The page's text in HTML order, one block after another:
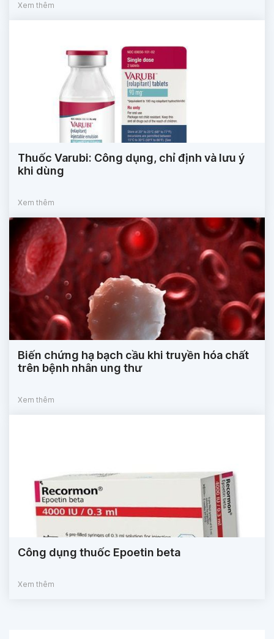
Xem thêm
Thuốc Varubi: Công dụng, chỉ định và lưu ý
khi dùng
Xem thêm
Biến chứng hạ bạch cầu khi truyền hóa chất
trên bệnh nhân ung thư
Xem thêm
Công dụng thuốc Epoetin beta
Xem thêm